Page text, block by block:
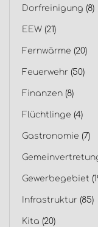
Dorfreinigung (8)
EEW (21)
Fernwärme (20)
Feuerwehr (50)
Finanzen (8)
Flüchtlinge (4)
Gastronomie (7)
Gewerbegebiet
Infrastruktur (85)
Kita (20)